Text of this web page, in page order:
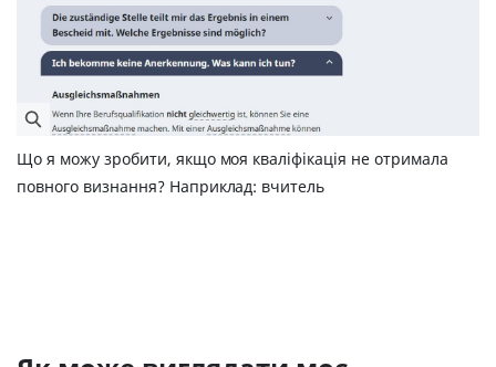
Що я можу зробити, якщо моя кваліфікація не отримала
повного визнання? Наприклад: вчитель